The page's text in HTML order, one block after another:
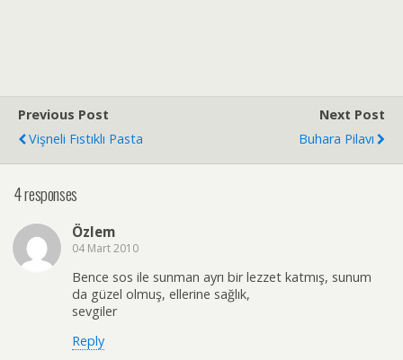
Previous Post
Vişneli Fıstıklı Pasta
Next Post
Buhara Pilavı
4 responses
Özlem
04 Mart 2010
Bence sos ile sunman ayrı bir lezzet katmış, sunum
da güzel olmuş, ellerine sağlık,
sevgiler
Reply